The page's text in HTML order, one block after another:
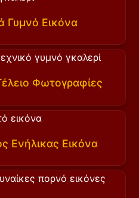
Γυμνό Εικόνα
Φωτογραφίες
Ενήλικας Εικόνα